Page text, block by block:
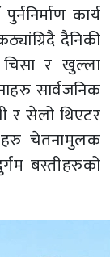
कार्य
दैनिकी
र खुल्ला
सार्वजनिक
र सेलो थिएटर
चेतनामुलक
बस्तीहरुको